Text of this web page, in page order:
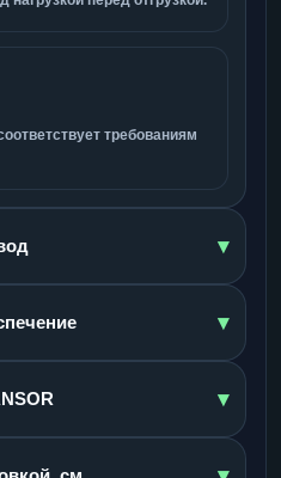
требованиям
▾
▾
▾